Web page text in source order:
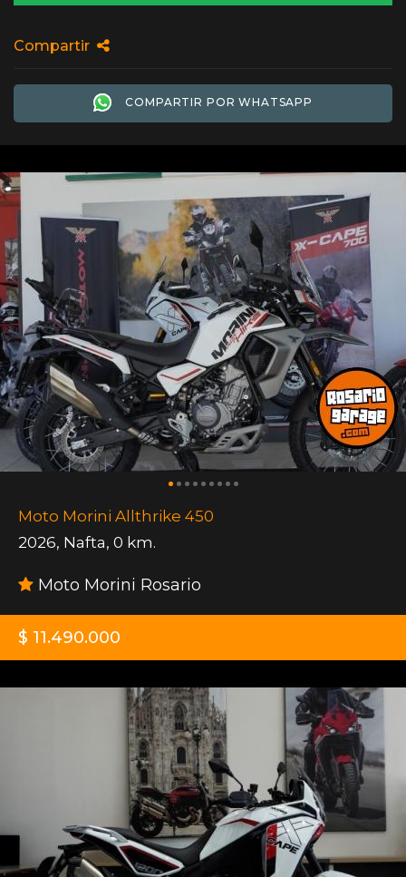
Compartir
COMPARTIR POR WHATSAPP
Moto Morini Allthrike 450
2026, Nafta, 0 km.
Moto Morini Rosario
$ 11.490.000